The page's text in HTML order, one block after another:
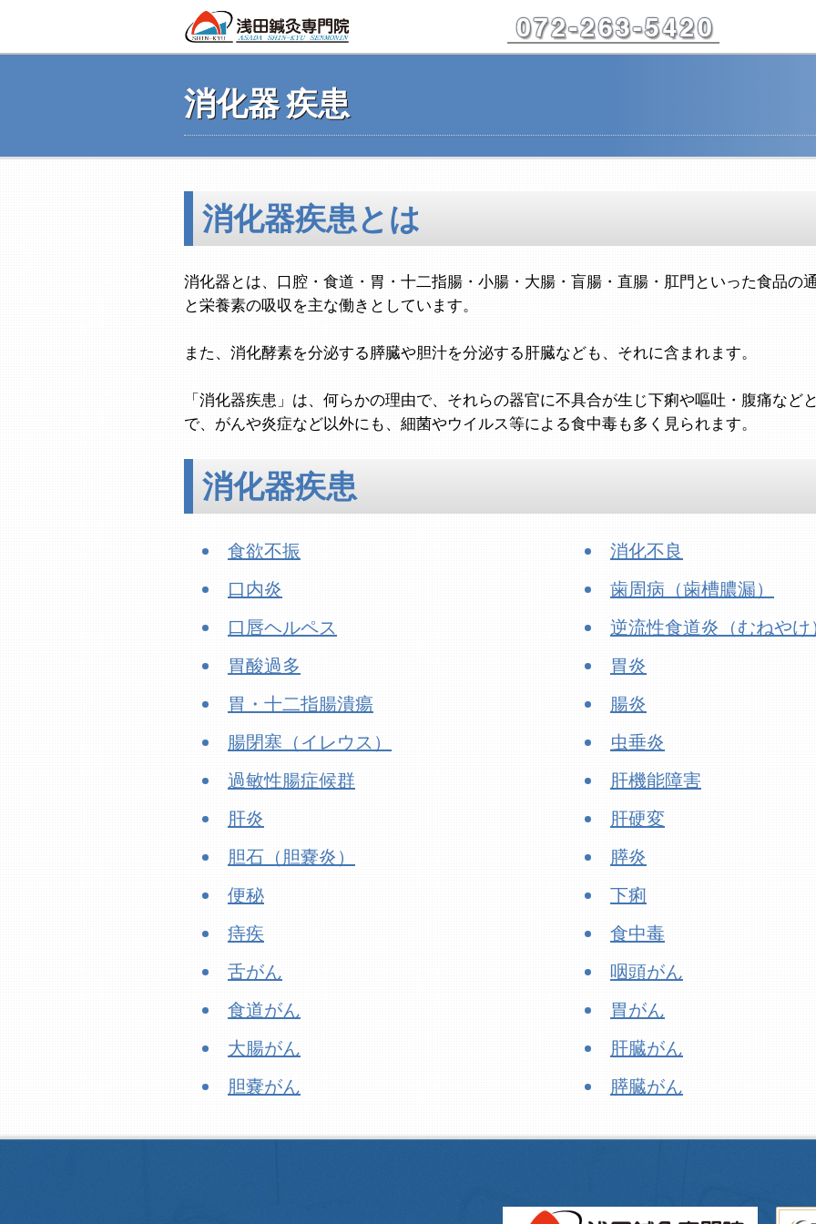
消化器 疾患
消化器疾患とは
消化器とは、口腔・食道・胃・十二指腸・小腸・大腸・盲腸・直腸・肛門といった食品の
と栄養素の吸収を主な働きとしています。
また、消化酵素を分泌する膵臓や胆汁を分泌する肝臓なども、それに含まれます。
「消化器疾患」は、何らかの理由で、それらの器官に不具合が生じ下痢や嘔吐・腹痛など
で、がんや炎症など以外にも、細菌やウイルス等による食中毒も多く見られます。
消化器疾患
食欲不振
消化不良
口内炎
歯周病（歯槽膿漏）
口唇ヘルペス
逆流性食道炎（むねやけ
胃酸過多
胃炎
胃・十二指腸潰瘍
腸炎
腸閉塞（イレウス）
虫垂炎
過敏性腸症候群
肝機能障害
肝炎
肝硬変
胆石（胆嚢炎）
膵炎
便秘
下痢
痔疾
食中毒
舌がん
咽頭がん
食道がん
胃がん
大腸がん
肝臓がん
胆嚢がん
膵臓がん